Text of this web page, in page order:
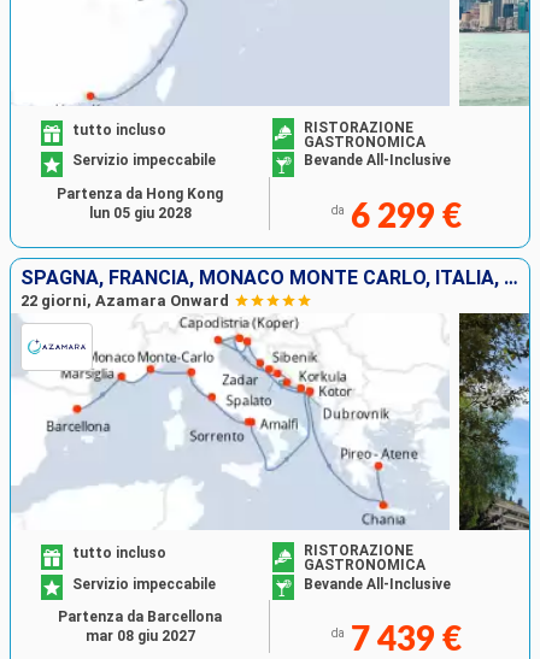
tutto incluso
RISTORAZIONE
GASTRONOMICA
Servizio impeccabile
Bevande All-Inclusive
da 6 299 €
Partenza da Hong Kong
lun 05 giu 2028
SPAGNA, FRANCIA, MONACO MONTE CARLO, ITALIA, CROAZIA, SLOVENIA, MONTENEGRO, GRECIA
22 giorni, Azamara Onward
tutto incluso
RISTORAZIONE
GASTRONOMICA
Servizio impeccabile
Bevande All-Inclusive
da 7 439 €
Partenza da Barcellona
mar 08 giu 2027